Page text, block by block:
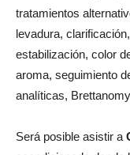
tratamientos
levadura,
estabilización, color
aroma, seguimiento
analíticas,
Será posible asistir a